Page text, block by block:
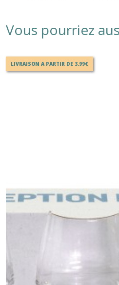
Vous pourriez
LIVRAISON A PARTIR DE 3.99€